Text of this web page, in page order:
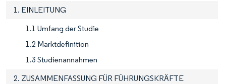
1. EINLEITUNG
1.1 Umfang der Studie
1.2 Marktdefinition
1.3 Studienannahmen
2. ZUSAMMENFASSUNG FÜR FÜHRUNGSKRÄFTE